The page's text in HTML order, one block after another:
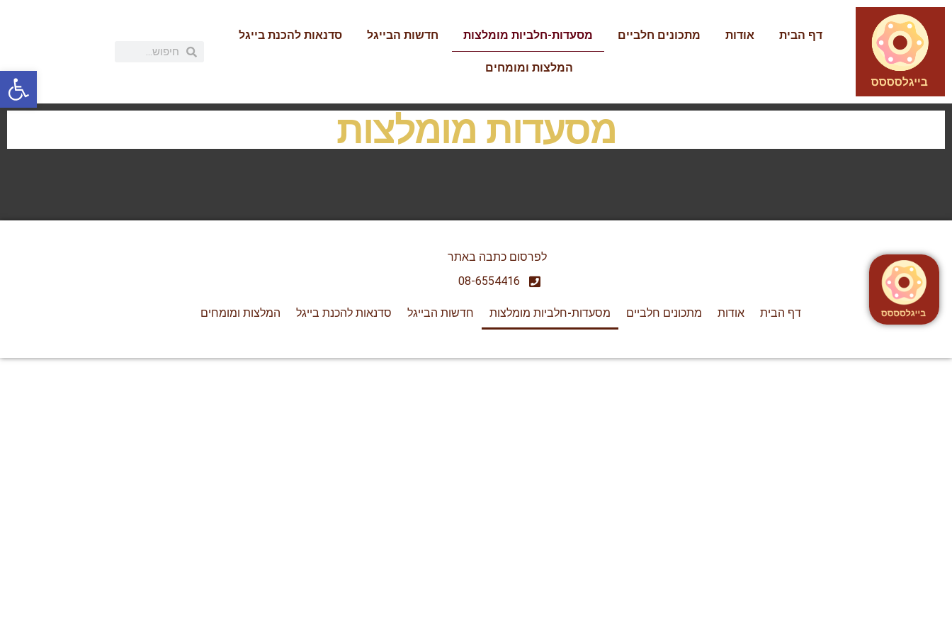
דף הבית אודות מתכונים חלביים מסעדות-חלביות מומלצות חדשות הבייגל סדנאות להכנת בייגל
המלצות ומומחים
מסעדות מומלצות
לפרסום כתבה באתר
08-6554416
דף הבית אודות מתכונים חלביים מסעדות-חלביות מומלצות חדשות הבייגל סדנאות להכנת בייגל המלצות ומומחים